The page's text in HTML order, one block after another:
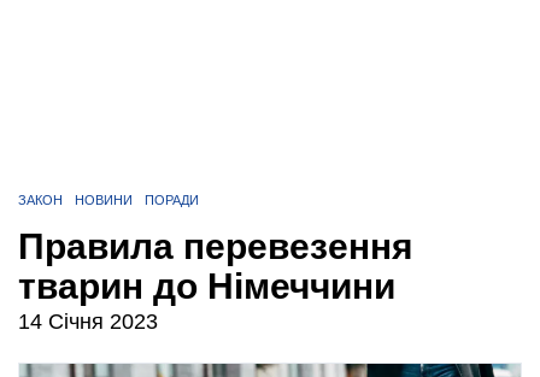
ЗАКОН НОВИНИ ПОРАДИ
Правила перевезення
тварин до Німеччини
14 Січня 2023